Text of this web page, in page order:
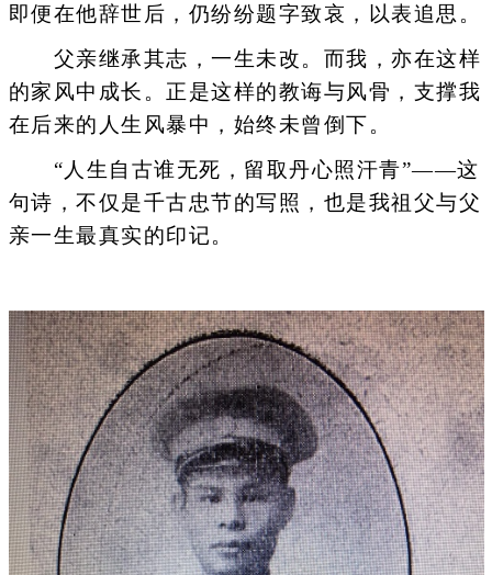
即便在他辞世后，仍纷纷题字致哀，以表追思。
父亲继承其志，一生未改。而我，亦在这样
的家风中成长。正是这样的教诲与风骨，支撑我
在后来的人生风暴中，始终未曾倒下。
“人生自古谁无死，留取丹心照汗青”——这
句诗，不仅是千古忠节的写照，也是我祖父与父
亲一生最真实的印记。